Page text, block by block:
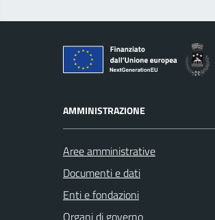
AMMINISTRAZIONE
Aree amministrative
Documenti e dati
Enti e fondazioni
Organi di governo